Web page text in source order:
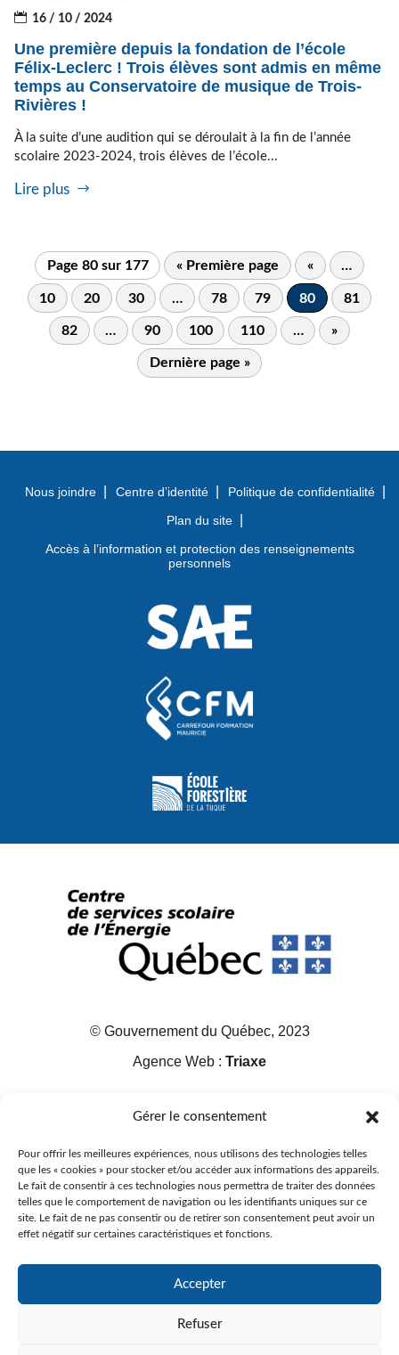
Gérer le consentement
Pour offrir les meilleures expériences, nous utilisons des technologies telles
que les « cookies » pour stocker et/ou accéder aux informations des appareils.
Le fait de consentir à ces technologies nous permettra de traiter des données
telles que le comportement de navigation ou les identifiants uniques sur ce
site. Le fait de ne pas consentir ou de retirer son consentement peut avoir un
effet négatif sur certaines caractéristiques et fonctions.
Accepter
Refuser
16 / 10 / 2024
Une première depuis la fondation de l’école
Félix-Leclerc ! Trois élèves sont admis en même
temps au Conservatoire de musique de Trois-
Rivières !
À la suite d’une audition qui se déroulait à la fin de l’année
scolaire 2023-2024, trois élèves de l’école...
Lire plus
Page 80 sur 177 « Première page « …
10 20 30 … 78 79 80 81
82 … 90 100 110 … »
Dernière page »
Nous joindre Centre d’identité
Politique de confidentialité
Plan du site
Accès à l’information et protection des renseignements
personnels
© Gouvernement du Québec, 2023
Agence Web : Triaxe